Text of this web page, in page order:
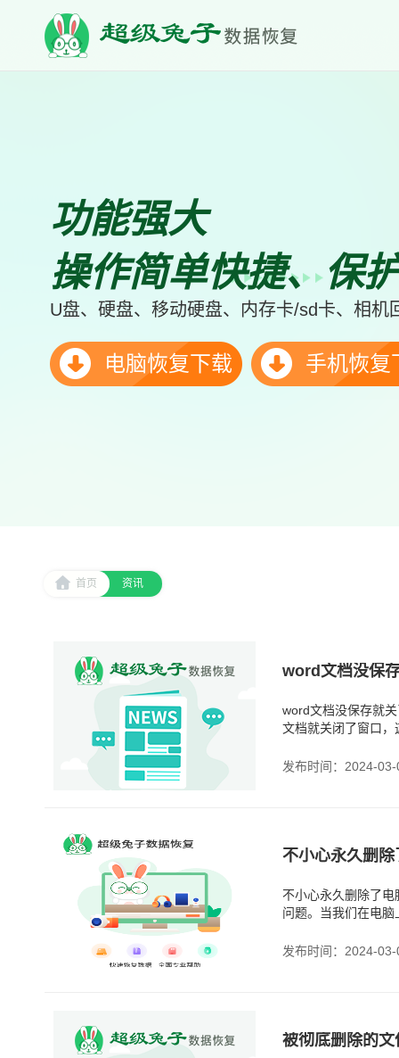
功能强大
操作简单快捷、保
U盘、硬盘、移动硬盘、内存卡/sd卡、相机
电脑恢复下载 手机恢复
首页 资讯
word文档没保
word文档没保存就
文档就关闭了窗口
发布时间：2024-03-
不小心永久删除了
问题。当我们在电
发布时间：2024-03-
被彻底删除的